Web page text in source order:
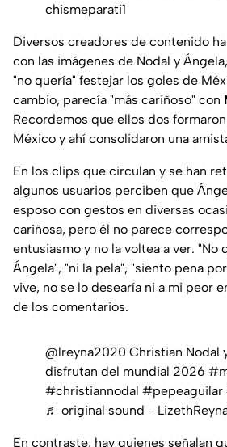
chismeparati1
Diversos creadores de contenido
con las imágenes de Nodal y
"no quería" festejar los goles de
cambio, parecía "más cariñoso" con
Recordemos que ellos dos
México y ahí consolidaron una
En los clips que circulan y se han
algunos usuarios perciben que
esposo con gestos en diversas
cariñosa, pero él no parece
entusiasmo y no la voltea a ver. "No
Ángela", "ni la pela", "siento pena
vive, no se lo desearía ni a mi peor
de los comentarios.
@lreyna2020 Christian Nodal
disfrutan del mundial 2026
#christiannodal #pepeaguilar
♬ original sound -
En contraste, hay quienes señalan